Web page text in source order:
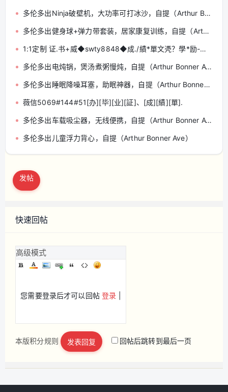
多伦多出Ninja破壁机，大功率可打冰沙，自提（Arthur Bonner Ave）
多伦多出健身球+弹力带套装，居家康复训练，自提（Arthur Bonner Ave）
1:1定制 证.书+威◆swty8848◆成./績*單文凴？學*励-认.正
多伦多出电炖锅，煲汤煮粥慢炖，自提（Arthur Bonner Ave）
多伦多出睡眠降噪耳塞，助眠神器，自提（Arthur Bonner Ave）
薇信5069#144#51[办][毕][业][証]、[成][績][單].
多伦多出车载吸尘器，无线便携，自提（Arthur Bonner Ave）
多伦多出儿童浮力背心，自提（Arthur Bonner Ave）
发帖
快速回帖
高级模式
您需要登录后才可以回帖登录
立即注册
本版积分规则 发表回复 回帖后跳转到最后一页